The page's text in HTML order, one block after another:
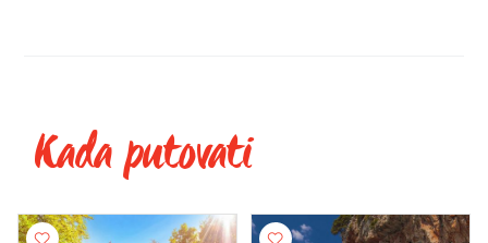
Kada putovati